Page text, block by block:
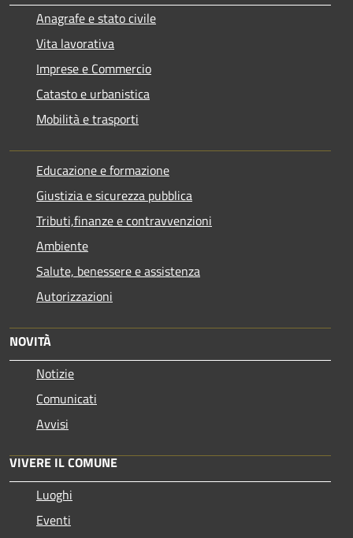
Anagrafe e stato civile
Vita lavorativa
Imprese e Commercio
Catasto e urbanistica
Mobilità e trasporti
Educazione e formazione
Giustizia e sicurezza pubblica
Tributi,finanze e contravvenzioni
Ambiente
Salute, benessere e assistenza
Autorizzazioni
NOVITÀ
Notizie
Comunicati
Avvisi
VIVERE IL COMUNE
Luoghi
Eventi